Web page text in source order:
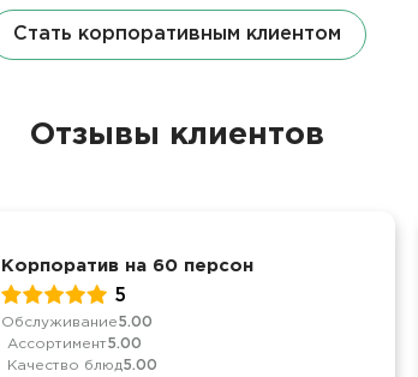
Стать корпоративным клиентом
Отзывы клиентов
Корпоратив на 60 персон
5
Обслуживание5.00
Ассортимент5.00
Качество блюд5.00